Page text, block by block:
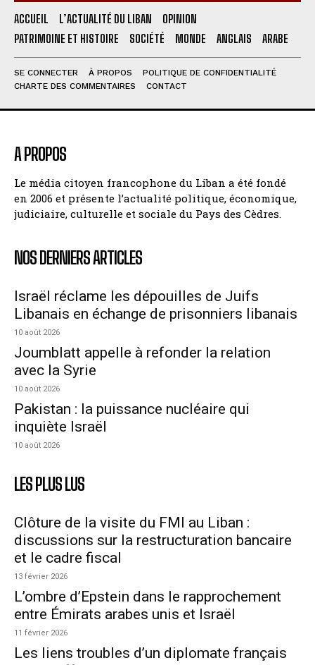
ACCUEIL L’ACTUALITÉ DU LIBAN
OPINION
PATRIMOINE ET HISTOIRE
SOCIÉTÉ MONDE ANGLAIS ARABE
SE CONNECTER À PROPOS
POLITIQUE DE CONFIDENTIALITÉ
CHARTE DES COMMENTAIRES
CONTACT
A PROPOS
Le média citoyen francophone du Liban a été fondé
en 2006 et présente l’actualité politique, économique,
judiciaire, culturelle et sociale du Pays des Cèdres.
NOS DERNIERS ARTICLES
Israël réclame les dépouilles de Juifs
Libanais en échange de prisonniers libanais
10 août 2026
Joumblatt appelle à refonder la relation
avec la Syrie
10 août 2026
Pakistan : la puissance nucléaire qui
inquiète Israël
10 août 2026
LES PLUS LUS
Clôture de la visite du FMI au Liban :
discussions sur la restructuration bancaire
et le cadre fiscal
13 février 2026
L’ombre d’Epstein dans le rapprochement
entre Émirats arabes unis et Israël
11 février 2026
Les liens troubles d’un diplomate français